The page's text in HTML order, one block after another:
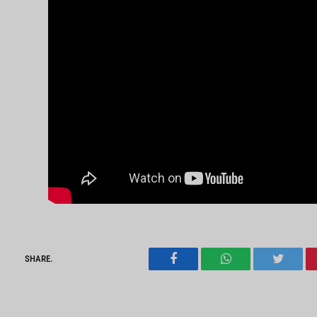
SHARE.
Facebook WhatsAppTwitter